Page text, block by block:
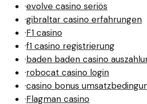
·evolve casino seriös
·gibraltar casino erfahrungen
·F1 casino
·f1 casino registrierung
·baden baden casino
·robocat casino login
·casino bonus
·Flagman casino